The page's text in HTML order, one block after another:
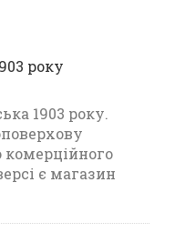
року
1903 року.
є магазин